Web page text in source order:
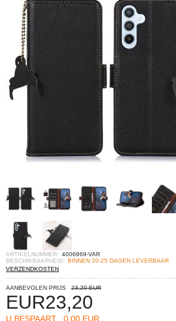
ARTIKELNUMMER: 4006969-VAR
BESCHIKBAARHEID: BINNEN 20-25 DAGEN LEVERBAAR
VERZENDKOSTEN
AANBEVOLEN PRIJS 23,20 EUR
EUR23,20
U BESPAART 0,00 EUR